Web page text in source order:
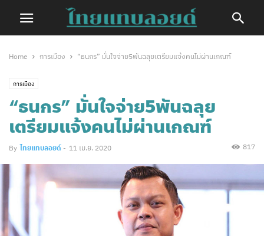
Home การเมือง “ธนกร” มั่นใจจ่าย5พันฉลุยเตรียมแจ้งคนไม่ผ่านเกณฑ์
การเมือง
“ธนกร” มั่นใจจ่าย5พันฉลุย
เตรียมแจ้งคนไม่ผ่านเกณฑ์
By ไทยแทบลอยด์ - 11 เม.ย. 2020 817